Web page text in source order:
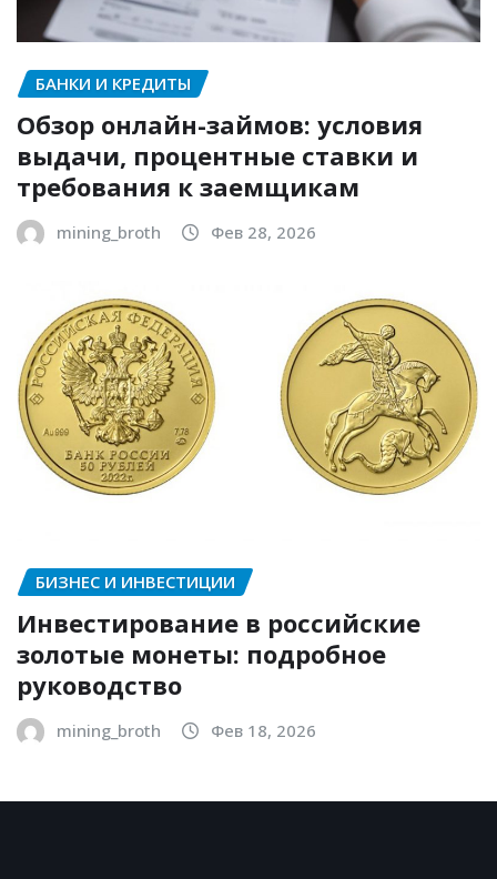
БАНКИ И КРЕДИТЫ
Обзор онлайн-займов: условия
выдачи, процентные ставки и
требования к заемщикам
mining_broth Фев 28, 2026
БИЗНЕС И ИНВЕСТИЦИИ
Инвестирование в российские
золотые монеты: подробное
руководство
mining_broth Фев 18, 2026